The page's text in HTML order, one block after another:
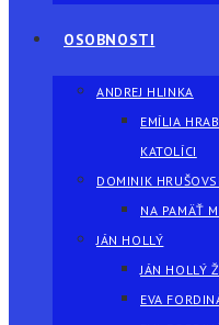
OSOBNOSTI
ANDREJ HLINKA
EMÍLIA
KATOLÍCI
DOMINIK
NA PAMÄŤ
JÁN HOLLÝ
JÁN HOLLÝ
EVA